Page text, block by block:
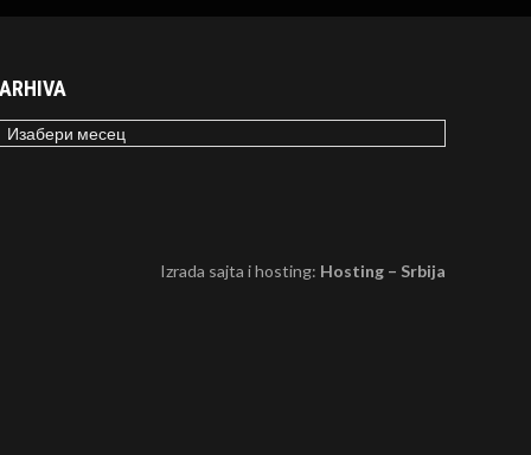
Izrada sajta i hosting: Hosting – Srbija